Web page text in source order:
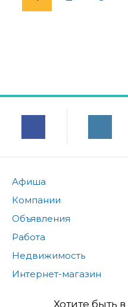
Афиша
Компании
Объявления
Работа
Недвижимость
Интернет-магазин
Хотите быть